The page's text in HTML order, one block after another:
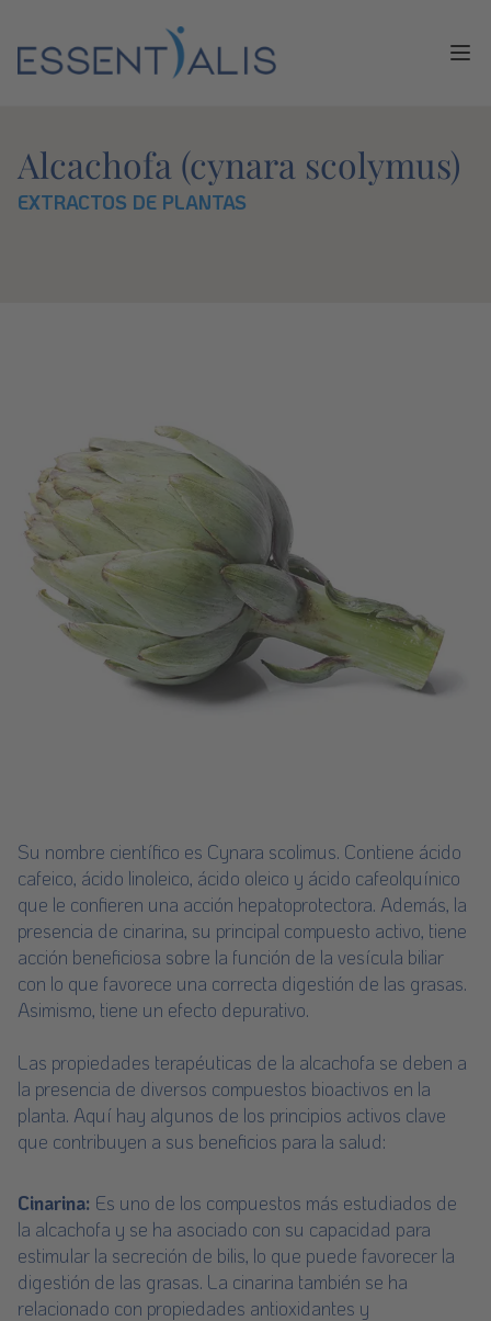
Alcachofa (cynara scolymus)
EXTRACTOS DE PLANTAS
Su nombre científico es Cynara scolimus. Contiene ácido
cafeico, ácido linoleico, ácido oleico y ácido cafeolquínico
que le confieren una acción hepatoprotectora. Además, la
presencia de cinarina, su principal compuesto activo, tiene
acción beneficiosa sobre la función de la vesícula biliar
con lo que favorece una correcta digestión de las grasas.
Asimismo, tiene un efecto depurativo.
Las propiedades terapéuticas de la alcachofa se deben a
la presencia de diversos compuestos bioactivos en la
planta. Aquí hay algunos de los principios activos clave
que contribuyen a sus beneficios para la salud:
Cinarina: Es uno de los compuestos más estudiados de
la alcachofa y se ha asociado con su capacidad para
estimular la secreción de bilis, lo que puede favorecer la
digestión de las grasas. La cinarina también se ha
relacionado con propiedades antioxidantes y